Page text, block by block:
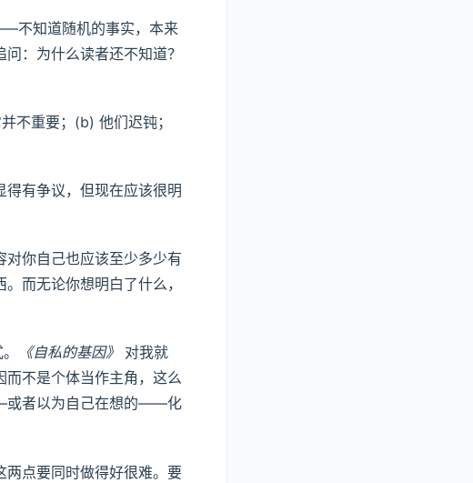
不知道随机的事实，本来
：为什么读者还不知道？
不重要；(b) 他们迟钝；
有争议，但现在应该很明
你自己也应该至少多少有
而无论你想明白了什么，
《自私的基因》
对我就
不是个体当作主角，这么
或者以为自己在想的——化
两点要同时做得好很难。要